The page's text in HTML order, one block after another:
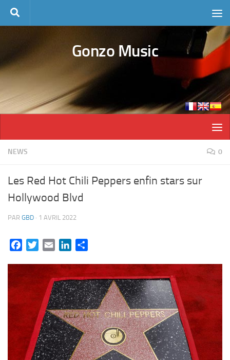
Skip to content
Gonzo Music
NEWS 0
Les Red Hot Chili Peppers enfin stars sur
Hollywood Blvd
PAR GBD · 1 AVRIL 2022
FacebookTwitterEmail LinkedIn